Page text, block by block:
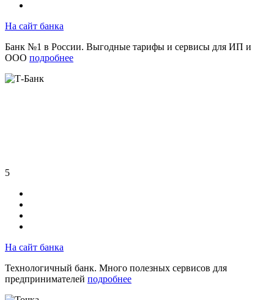
На сайт банка
Банк №1 в России. Выгодные тарифы и сервисы для ИП и
ООО подробнее
5
На сайт банка
Технологичный банк. Много полезных сервисов для
предпринимателей подробнее